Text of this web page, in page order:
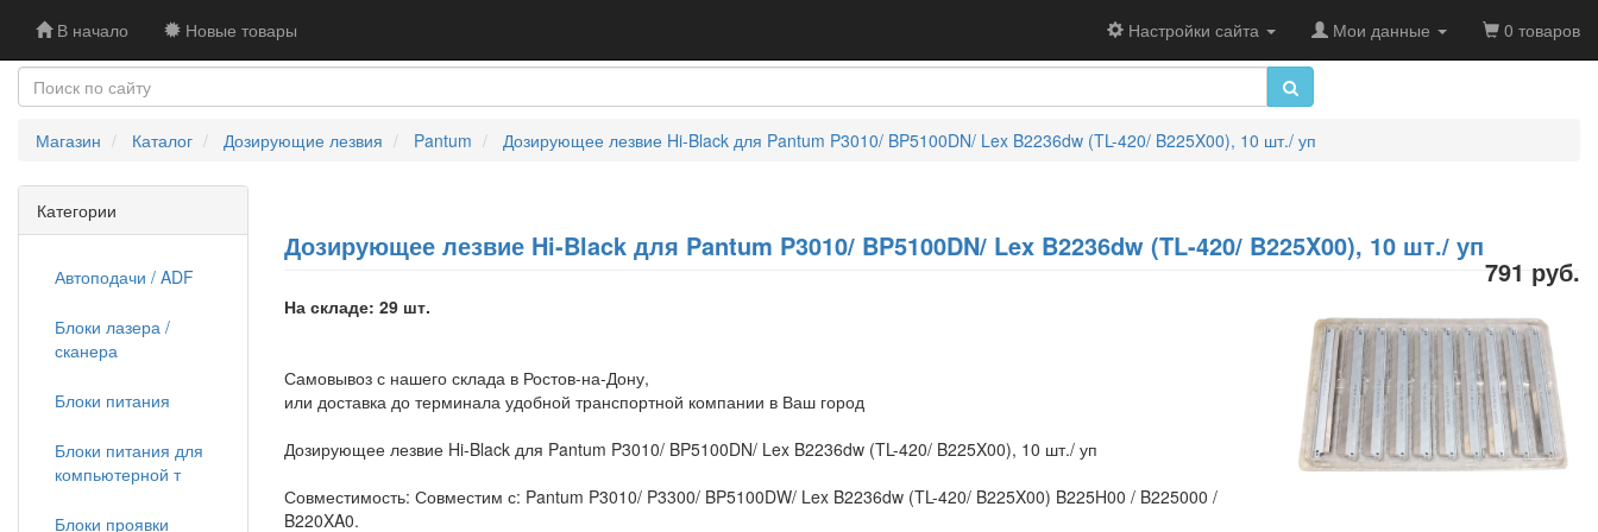
В начало Новые товары Настройки сайта Мои данные 0 товаров
Магазин Каталог Дозирующие лезвия Pantum Дозирующее лезвие Hi-Black для Pantum P3010/ BP5100DN/ Lex B2236dw (TL-420/ B225X00), 10 шт./ уп
Дозирующее лезвие Hi-Black для Pantum P3010/ BP5100DN/ Lex B2236dw (TL-420/ B225X00), 10 шт./ уп
791 руб.
На складе: 29 шт.
Самовывоз с нашего склада в Ростов-на-Дону,
или доставка до терминала удобной транспортной компании в Ваш город
Дозирующее лезвие Hi-Black для Pantum P3010/ BP5100DN/ Lex B2236dw (TL-420/ B225X00), 10 шт./ уп
Совместимость: Совместим с: Pantum P3010/ P3300/ BP5100DW/ Lex B2236dw (TL-420/ B225X00) B225H00 / B225000 /
B220XA0.
Категории
Автоподачи / ADF
Блоки лазера /
сканера
Блоки питания
Блоки питания для
компьютерной т
Блоки проявки